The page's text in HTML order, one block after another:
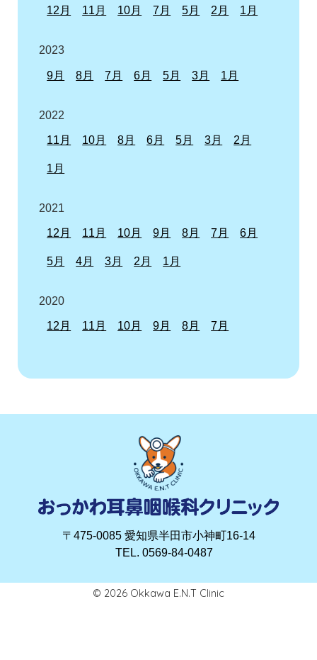
12月 11月 10月 7月 5月 2月 1月
2023
9月 8月 7月 6月 5月 3月 1月
2022
11月 10月 8月 6月 5月 3月 2月
1月
2021
12月 11月 10月 9月 8月 7月 6月
5月 4月 3月 2月 1月
2020
12月 11月 10月 9月 8月 7月
〒475-0085 愛知県半田市小神町16-14
TEL. 0569-84-0487
© 2026 Okkawa E.N.T Clinic